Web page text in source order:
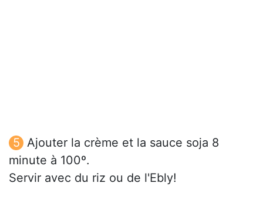
Ajouter la crème et la sauce soja 8
minute à 100º.
Servir avec du riz ou de l'Ebly!